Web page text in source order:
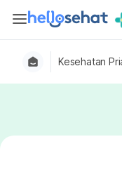
Kesehatan